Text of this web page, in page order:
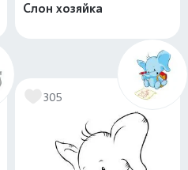
Слон хозяйка
305